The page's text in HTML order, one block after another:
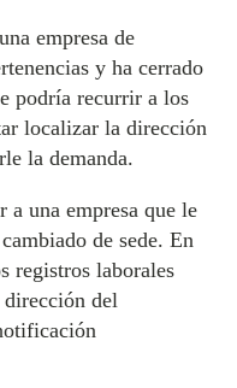
empresa de
y ha cerrado
podría recurrir a los
localizar la dirección
la demanda.
a una empresa que le
de sede. En
registros laborales
dirección del